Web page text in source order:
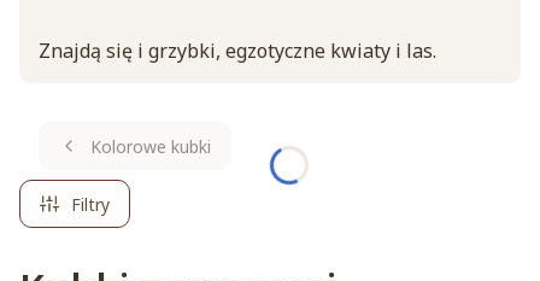
Znajdą się i grzybki, egzotyczne kwiaty i las.
Kolorowe kubki
Filtry